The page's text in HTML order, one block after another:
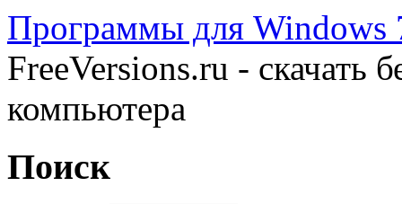
Программы для Windows
FreeVersions.ru - скачать
компьютера
Поиск